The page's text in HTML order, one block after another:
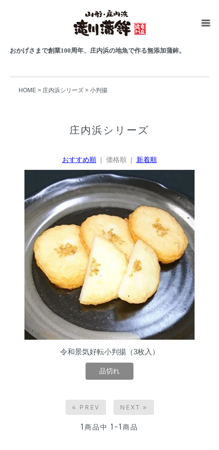
おかげさまで創業100周年、庄内浜の地魚で作る無添加蒲鉾。
HOME > 庄内浜シリーズ > 小判揚
庄内浜シリーズ
おすすめ順 | 価格順 | 新着順
令和景気好転小判揚（3枚入）
品切れ
« PREV NEXT »
1 商品中 1-1 商品